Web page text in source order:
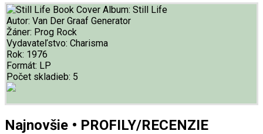
Album: Still Life
Autor: Van Der Graaf Generator
Žáner: Prog Rock
Vydavateľstvo: Charisma
Rok: 1976
Formát: LP
Počet skladieb: 5
Najnovšie • PROFILY/RECENZIE